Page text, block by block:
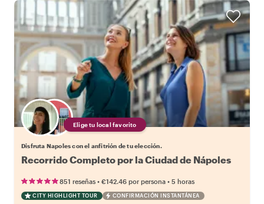
Elige tu local favorito
Disfruta Napoles con el anfitrión de tu elección.
Recorrido Completo por la Ciudad de Nápoles
851 reseñas • €142.46 por persona • 5 horas
CITY HIGHLIGHT TOUR CONFIRMACIÓN INSTANTÁNEA